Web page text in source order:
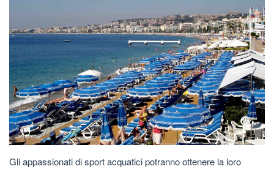
Gli appassionati di sport acquatici potranno ottenere la loro